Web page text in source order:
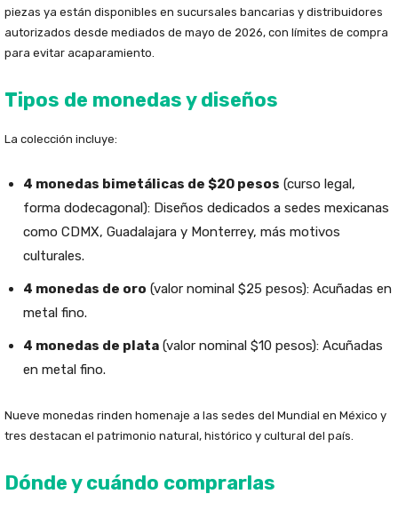
piezas ya están disponibles en sucursales bancarias y distribuidores
autorizados desde mediados de mayo de 2026, con límites de compra
para evitar acaparamiento.
Tipos de monedas y diseños
La colección incluye:
4 monedas bimetálicas de $20 pesos (curso legal,
forma dodecagonal): Diseños dedicados a sedes mexicanas
como CDMX, Guadalajara y Monterrey, más motivos
culturales.
4 monedas de oro (valor nominal $25 pesos): Acuñadas en
metal fino.
4 monedas de plata (valor nominal $10 pesos): Acuñadas
en metal fino.
Nueve monedas rinden homenaje a las sedes del Mundial en México y
tres destacan el patrimonio natural, histórico y cultural del país.
Dónde y cuándo comprarlas